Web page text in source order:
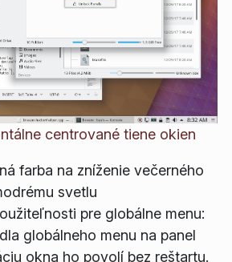
centrované tiene okien
farba na zníženie večerného
svetlu
pre globálne menu:
globálneho menu na panel
okna ho povolí bez reštartu.